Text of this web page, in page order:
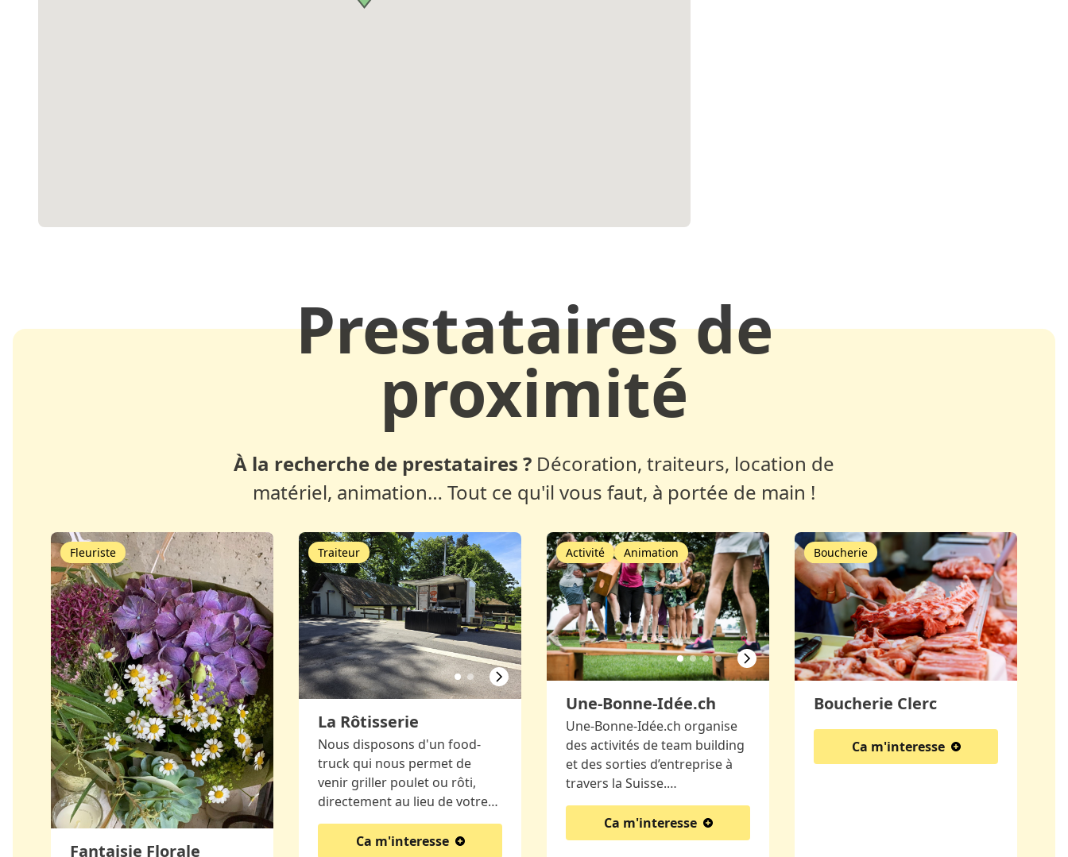
Prestataires de
proximité
À la recherche de prestataires ? Décoration, traiteurs, location de
matériel, animation… Tout ce qu'il vous faut, à portée de main !
Fantaisie Florale
Fleuriste
La Rôtisserie
Traiteur
Nous disposons d'un food-
truck qui nous permet de
venir griller poulet ou rôti,
directement au lieu de votre…
Ca m'interesse
Une-Bonne-Idée.ch
Activité Animation
Une-Bonne-Idée.ch organise
des activités de team building
et des sorties d’entreprise à
travers la Suisse.…
Ca m'interesse
Boucherie Clerc
Boucherie
Ca m'interesse